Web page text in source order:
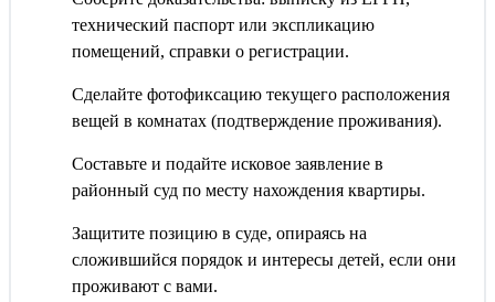
технический паспорт или экспликацию
помещений, справки о регистрации.
Сделайте фотофиксацию текущего расположения
вещей в комнатах (подтверждение проживания).
Составьте и подайте исковое заявление в
районный суд по месту нахождения квартиры.
Защитите позицию в суде, опираясь на
сложившийся порядок и интересы детей, если они
проживают с вами.